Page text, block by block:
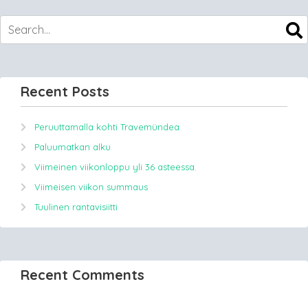
Recent Posts
Peruuttamalla kohti Travemündea
Paluumatkan alku
Viimeinen viikonloppu yli 36 asteessa.
Viimeisen viikon summaus
Tuulinen rantavisiitti
Recent Comments